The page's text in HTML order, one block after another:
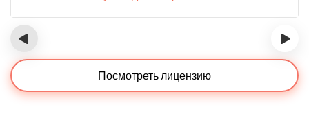
‹ ›
Посмотреть лицензию